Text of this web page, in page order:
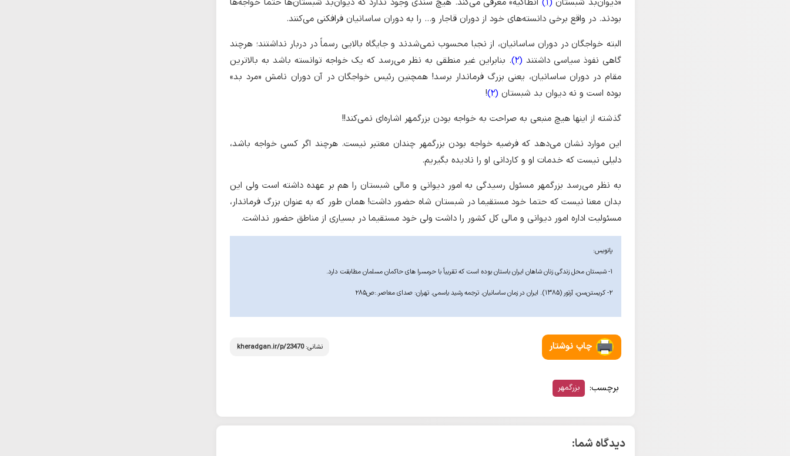
بودند. در واقع برخی دانسته‌های خود از دوران قاجار و… را به دوران ساسانیان فرافکنی می‌کنند.
البته خواجگان در دوران ساسانیان، از نجبا محسوب نمی‌شدند و جایگاه بالایی رسماً در دربار نداشتند؛ هرچند
گاهی نفوذ سیاسی داشتند (2)
. بنابراین غیر منطقی به نظر می‌‌رسد که یک خواجه توانسته باشد به بالاترین
مقام در دوران ساسانیان، یعنی بزرگ فرماندار برسد! همچنین رئیس خواجگان در آن دوران نامش «مرد بد»
بوده است و نه دیوان بد شبستان (2)
!
گذشته از اینها هیچ منبعی به صراحت به خواجه بودن بزرگمهر اشاره‌ای نمی‌کند!!
این موارد نشان می‌دهد که فرضیه خواجه بودن بزرگمهر چندان معتبر نیست. هرچند اگر کسی خواجه باشد،
دلیلی نیست که خدمات او و کاردانی او را نادیده بگیریم.
به نظر می‌رسد بزرگمهر مسئول رسیدگی به امور دیوانی و مالی شبستان را هم بر عهده داشته است ولی این
بدان معنا نیست که حتما خود مستقیما در شبستان شاه حضور داشت! همان طور که به عنوان بزرگ فرماندار،
مسئولیت اداره امور دیوانی و مالی کل کشور را داشت ولی خود مستقیما در بسیاری از مناطق حضور نداشت.
پانویس:
۱- شبستان محل زندگی زنان شاهان ایران باستان بوده است که تقریباً با حرمسرا های حاکمان مسلمان مطابقت دارد.
۲- کریستن‌سن، آرتور (۱۳۸۵). ایران در زمان ساسانیان. ترجمه رشید یاسمی. تهران: صدای معاصر.:ص۲۸۵
چاپ نوشتار نشانی:kheradgan.ir/p/23470
برچسب: بزرگمهر
دیدگاه شما: